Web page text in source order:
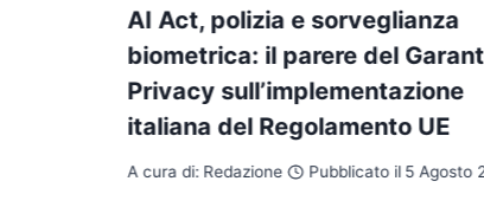
AI Act, polizia e sorveglianza
biometrica: il parere del
Privacy sull’implementazione
italiana del Regolamento UE
A cura di: Redazione Pubblicato il 5 Agosto